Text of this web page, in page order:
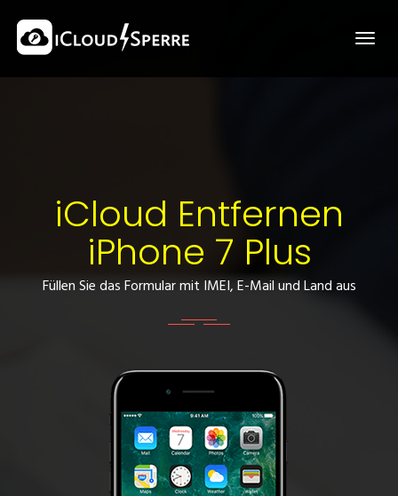
iCloud Entfernen
iPhone 7 Plus
Füllen Sie das Formular mit IMEI, E-Mail und Land aus